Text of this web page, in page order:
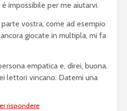
impossibile per me aiutarvi.
vostra, come ad esempio
giocate in multipla, mi fa
empatica e, direi, buona.
lettori vincano. Datemi una
rispondere